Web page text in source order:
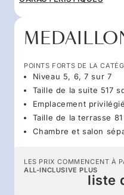
POINTS FORTS DE LA
Niveau 5, 6, 7 sur 7
Taille de la suite 517
Emplacement
Taille de la terrasse
Chambre et salon
LES PRIX COMMENCENT À
ALL-INCLUSIVE PLUS
liste